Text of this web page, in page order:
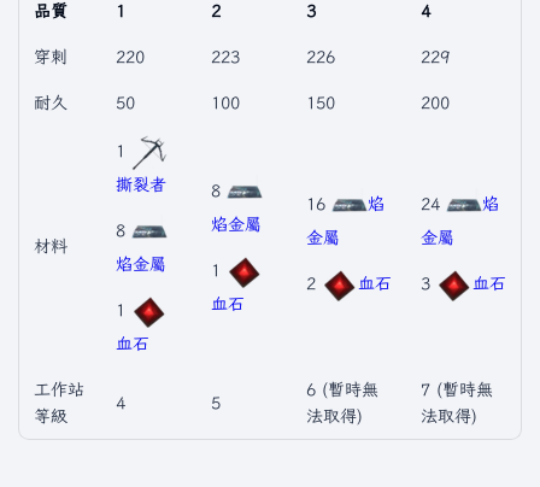
品質 1 2 3 4
穿刺 220 223 226 229
耐久 50 100 150 200
材料
1
撕裂者
8
焰金屬
1
血石
8
焰金屬
1
血石
16
焰
金屬
2 血石
24
焰
金屬
3 血石
工作站
等級
4 5
6 (暫時無
法取得)
7 (暫時無
法取得)